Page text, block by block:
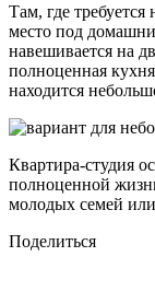
Там, где
место под
навешивается на
полноценная
находится
Квартира-студия
полноценной
молодых семей
Поделиться